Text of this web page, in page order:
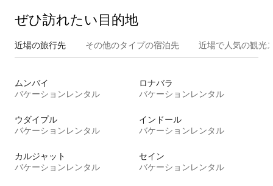
ぜひ訪⁠れ⁠た⁠い目⁠的⁠地
近場の旅行先 その他のタ⁠イ⁠プ⁠の宿⁠泊⁠先 近場で人気の観光
ムンバイ
バケーションレンタル
ロナバラ
バケーションレンタル
ウダイプル
バケーションレンタル
インドール
バケーションレンタル
カルジャット
バケーションレンタル
セイン
バケーションレンタル